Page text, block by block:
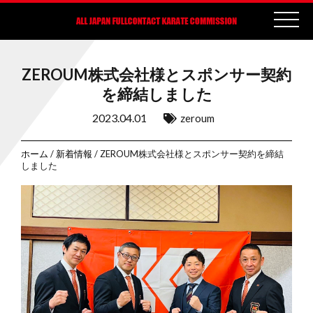
ZEROUM株式会社様とスポンサー契約
を締結しました
2023.04.01 zeroum
ホーム / 新着情報 / ZEROUM株式会社様とスポンサー契約を締結
しました